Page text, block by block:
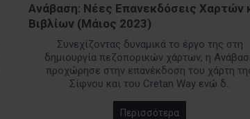
Ανάβαση: Νέες Επανεκδόσεις Χαρτών
Βιβλίων (Μάιος 2023)
Συνεχίζοντας δυναμικά το έργο της στη
δημιουργία πεζοπορικών χάρτων, η
προχώρησε στην επανέκδοση του χάρτη
Σίφνου και του Cretan Way ενώ δ..
Περισσότερα